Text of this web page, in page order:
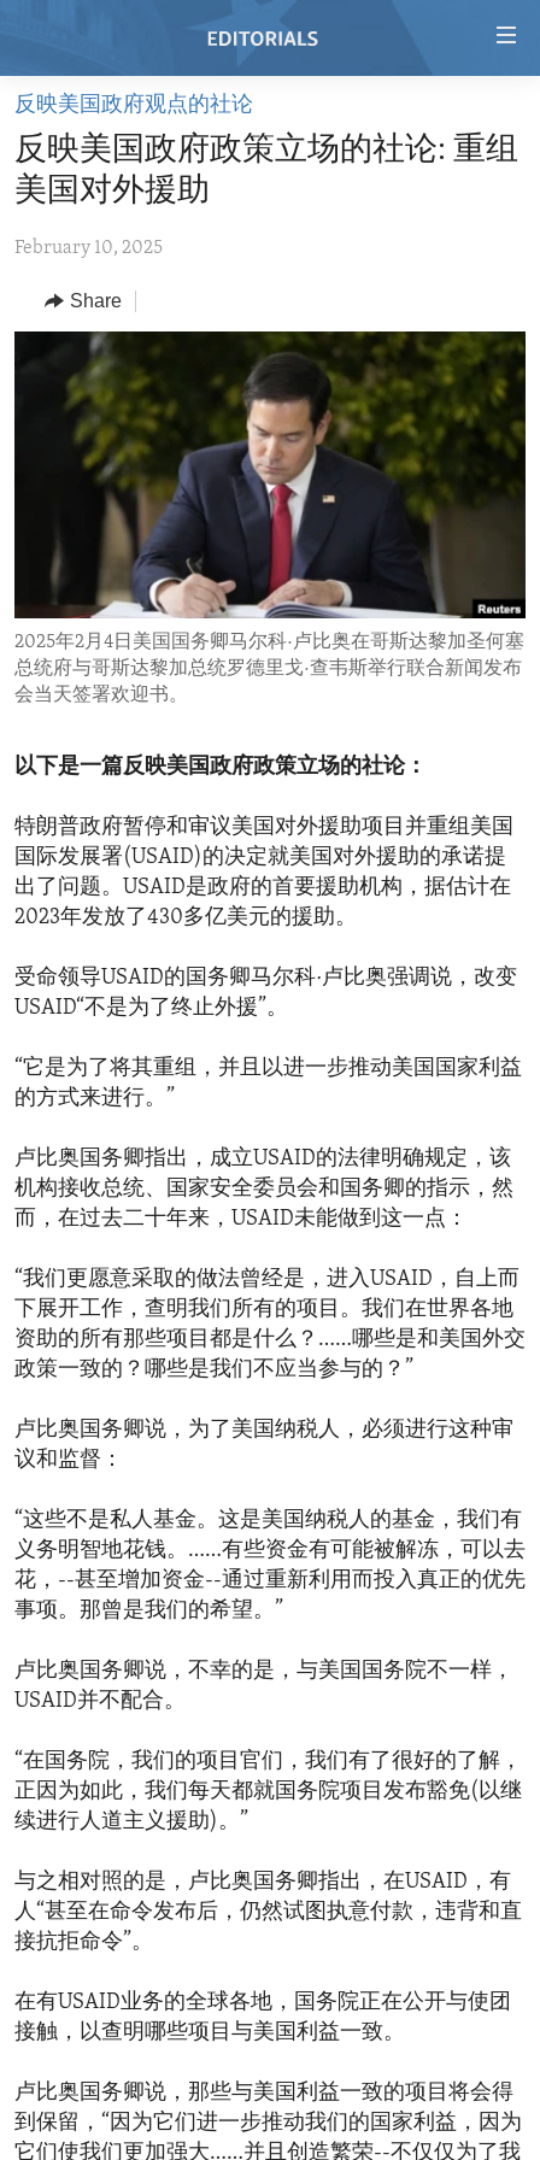
Skip
main
content
to
Navigation
Skip
HOME
VIDEO
REGIONS
AFRICA
AMERICAS
ASIA
EUROPE
MIDDLE EAST
TOPICS
HUMAN RIGHTS
SECURITY AND DEFENSE
AID AND DEVELOPMENT
DEMOCRACY AND GOVERNANCE
ECONOMY AND TRADE
ENVIRONMENT AND HEALTH
IDEALS AND INSTITUTIONS
ARCHIVE
ABOUT US
FOLLOW US
反映美国政府观点的社论
反映美国政府政策立场的社论: 重组
美国对外援助
February 10, 2025
Share
2025年2月4日美国国务卿马尔科·卢比奥在哥斯达黎加圣何塞
总统府与哥斯达黎加总统罗德里戈·查韦斯举行联合新闻发布
会当天签署欢迎书。
以下是一篇反映美国政府政策立场的社论：
特朗普政府暂停和审议美国对外援助项目并重组美国
国际发展署(USAID)的决定就美国对外援助的承诺提
出了问题。USAID是政府的首要援助机构，据估计在
2023年发放了430多亿美元的援助。
受命领导USAID的国务卿马尔科·卢比奥强调说，改变
USAID“不是为了终止外援”。
“它是为了将其重组，并且以进一步推动美国国家利益
的方式来进行。”
卢比奥国务卿指出，成立USAID的法律明确规定，该
机构接收总统、国家安全委员会和国务卿的指示，然
而，在过去二十年来，USAID未能做到这一点：
“我们更愿意采取的做法曾经是，进入USAID，自上而
下展开工作，查明我们所有的项目。我们在世界各地
资助的所有那些项目都是什么？……哪些是和美国外交
政策一致的？哪些是我们不应当参与的？”
卢比奥国务卿说，为了美国纳税人，必须进行这种审
议和监督：
“这些不是私人基金。这是美国纳税人的基金，我们有
义务明智地花钱。……有些资金有可能被解冻，可以去
花，--甚至增加资金--通过重新利用而投入真正的优先
事项。那曾是我们的希望。”
卢比奥国务卿说，不幸的是，与美国国务院不一样，
USAID并不配合。
“在国务院，我们的项目官们，我们有了很好的了解，
正因为如此，我们每天都就国务院项目发布豁免(以继
续进行人道主义援助)。”
与之相对照的是，卢比奥国务卿指出，在USAID，有
人“甚至在命令发布后，仍然试图执意付款，违背和直
接抗拒命令”。
在有USAID业务的全球各地，国务院正在公开与使团
接触，以查明哪些项目与美国利益一致。
卢比奥国务卿说，那些与美国利益一致的项目将会得
到保留，“因为它们进一步推动我们的国家利益，因为
它们使我们更加强大……并且创造繁荣--不仅仅为了我